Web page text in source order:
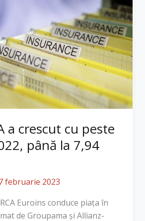
a crescut cu peste
până la 7,94
februarie 2023
Euroins conduce piaţa în
de Groupama şi Allianz-